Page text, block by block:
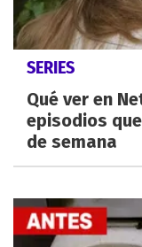
SERIES
Qué ver en
episodios
de semana